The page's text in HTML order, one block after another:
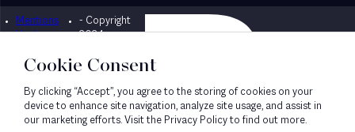
Mentions
légales
- Copyright
2024
Designed by Bonhomme
Cookie Consent
By clicking “Accept”, you agree to the storing of cookies on your
device to enhance site navigation, analyze site usage, and assist in
our marketing efforts. Visit the Privacy Policy to find out more.